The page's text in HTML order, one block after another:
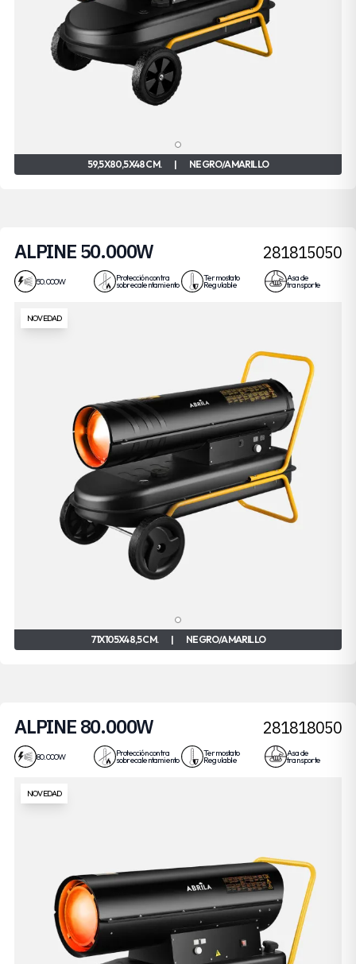
59,5X80,5X48 CM. | NEGRO/AMARILLO
ALPINE 50.000W 281815050
50.000W Protección contra
sobrecalentamiento
Termostato
Regulable
Asa de
transporte
NOVEDAD
71X105X48,5 CM. | NEGRO/AMARILLO
ALPINE 80.000W 281818050
80.000W Protección contra
sobrecalentamiento
Termostato
Regulable
Asa de
transporte
NOVEDAD